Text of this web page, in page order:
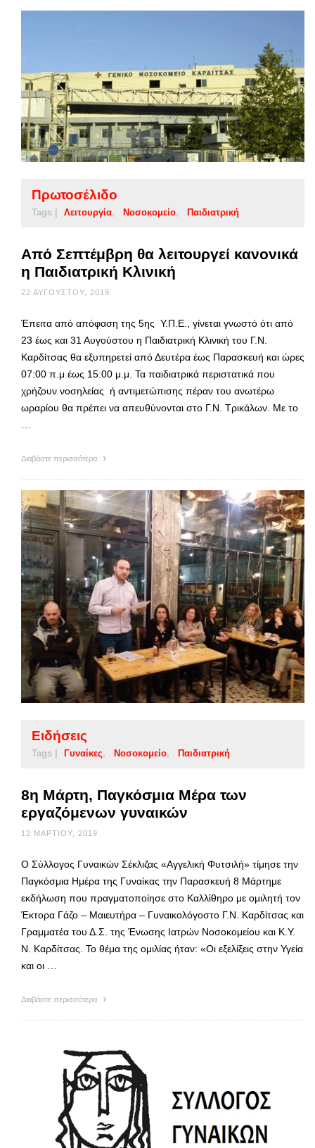
Πρωτοσέλιδο
Tags | Λειτουργία Νοσοκομείο Παιδιατρική
Από Σεπτέμβρη θα λειτουργεί κανονικά
η Παιδιατρική Κλινική
22 ΑΥΓΟΎΣΤΟΥ, 2019
Έπειτα από απόφαση της 5ης Υ.Π.Ε., γίνεται γνωστό ότι από
23 έως και 31 Αυγούστου η Παιδιατρική Κλινική του Γ.Ν.
Καρδίτσας θα εξυπηρετεί από Δευτέρα έως Παρασκευή και ώρες
07:00 π.μ έως 15:00 μ.μ. Τα παιδιατρικά περιστατικά που
χρήζουν νοσηλείας ή αντιμετώπισης πέραν του ανωτέρω
ωραρίου θα πρέπει να απευθύνονται στο Γ.Ν. Τρικάλων. Με το
Διαβάστε περισσότερα
Ειδήσεις
Tags | Γυναίκες Νοσοκομείο Παιδιατρική
8η Μάρτη, Παγκόσμια Μέρα των
εργαζόμενων γυναικών
12 ΜΑΡΤΊΟΥ, 2019
Ο Σύλλογος Γυναικών Σέκλιζας «Αγγελική Φυτσιλή» τίμησε την
Παγκόσμια Ημέρα της Γυναίκας την Παρασκευή 8 Μάρτημε
εκδήλωση που πραγματοποίησε στο Καλλίθηρο με ομιλητή τον
Έκτορα Γάζο – Μαιευτήρα – Γυναικολόγοστο Γ.Ν. Καρδίτσας και
Γραμματέα του Δ.Σ. της Ένωσης Ιατρών Νοσοκομείου και Κ.Υ.
Ν. Καρδίτσας. Το θέμα της ομιλίας ήταν: «Οι εξελίξεις στην Υγεία
και οι …
Διαβάστε περισσότερα